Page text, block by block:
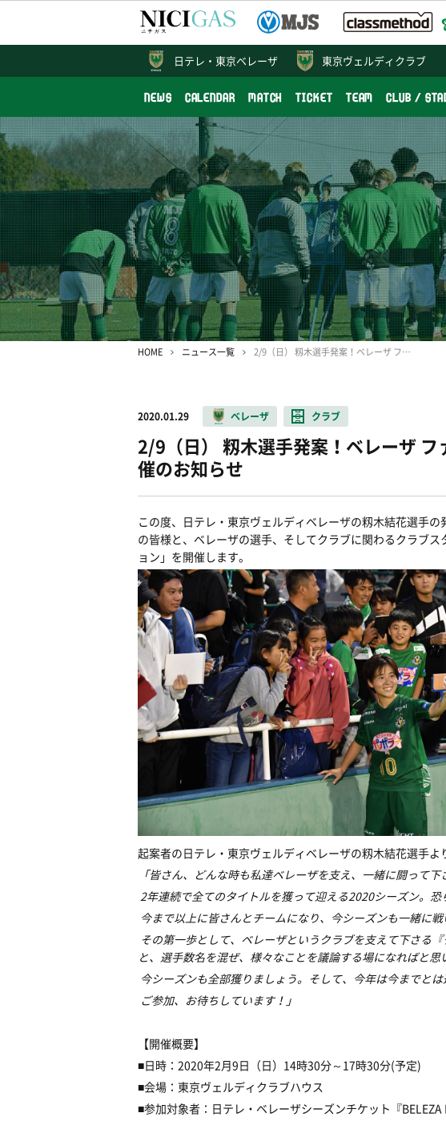
東京ヴェルディクラブ
NEWS CALENDAR MATCH TICKET TEAM CLUB /
日テレ・ 東京ベレーザ
HOME ニュース一覧 2/9（日） 籾木選手発案！ベレーザ ファン・サポーターミーティング開催のお知らせ
2020.01.29 ベレーザ クラブ
2/9（日） 籾木選手発案！ベレーザ
催のお知らせ
この度、日テレ・東京ヴェルディベレーザの籾木結花選手
の皆様と、ベレーザの選手、そしてクラブに関わるクラブ
ョン」を開催します。
起案者の日テレ・東京ヴェルディベレーザの籾木結花選手よ
「皆さん、どんな時も私達ベレーザを支え、一緒に闘って
2年連続で全てのタイトルを獲って迎える2020シーズン。 恐
今まで以上に皆さんとチームになり、今シーズンも一緒に
その第一歩として、ベレーザというクラブを支えて下さる
と、選手数名を混ぜ、様々なことを議論する場になればと思
今シーズンも全部獲りましょう。 そして、今年は今までと
ご参加、お待ちしています！」
【開催概要】
■日時：2020年2月9日（日）14時30分～17時30分(予定)
■会場：東京ヴェルディクラブハウス
■参加対象者：日テレ・ベレーザシーズンチケット『BELEZA